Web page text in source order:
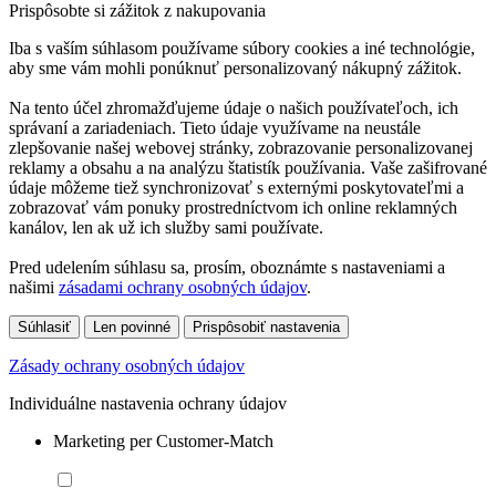
Prispôsobte si zážitok z nakupovania
Iba s vaším súhlasom používame súbory cookies a iné technológie,
aby sme vám mohli ponúknuť personalizovaný nákupný zážitok.
Na tento účel zhromažďujeme údaje o našich používateľoch, ich
správaní a zariadeniach. Tieto údaje využívame na neustále
zlepšovanie našej webovej stránky, zobrazovanie personalizovanej
reklamy a obsahu a na analýzu štatistík používania. Vaše zašifrované
údaje môžeme tiež synchronizovať s externými poskytovateľmi a
zobrazovať vám ponuky prostredníctvom ich online reklamných
kanálov, len ak už ich služby sami používate.
Pred udelením súhlasu sa, prosím, oboznámte s nastaveniami a
našimi zásadami ochrany osobných údajov.
Súhlasiť Len povinné Prispôsobiť nastavenia
Zásady ochrany osobných údajov
Individuálne nastavenia ochrany údajov
Marketing per Customer-Match